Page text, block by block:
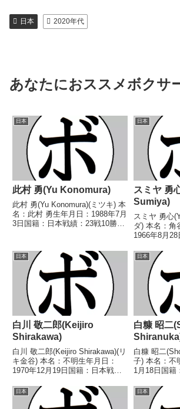
日本 2020年代
あなたにおススメボクサ
日本
此村 勇(Yu Konomura)
此村 勇(Yu Konomura)(ミツキ) 本
名：此村 勇生年月日：1988年7月
3日国籍：日本戦績：23戦10勝
判定 0-1(37-38、38-38、38-...
日本
スミヤ 勇
Sumiya)
スミヤ 勇心
ダ) 本名：角
1966年8月28
トル】なし
西日本ウェ
1985/06/27
日本
白川 敬二郎(Keijiro
Shirakawa)
白川 敬二郎(Keijiro Shirakawa)(リ
キ金谷) 本名：不明生年月日：
1970年12月19日国籍：日本戦
し 【戦歴】1970/12/19 ○4R判
定 (採点不明) 帆足 栄(福岡中
日本
白糠 昭二
白糠 昭二
子) 本名：不
1月18日国籍
なし 【戦歴
判定 (採点不
日本 日本